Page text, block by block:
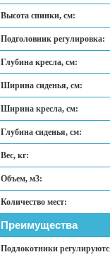
Высота спинки, см:
Подголовник регулировка:
Глубина кресла, см:
Ширина сиденья, см:
Ширина кресла, см:
Глубина сиденья, см:
Вес, кг:
Объем, м3:
Количество мест:
Преимущества
Подлокотники